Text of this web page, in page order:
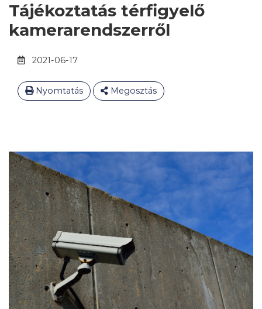
Tájékoztatás térfigyelő
kamerarendszerről
2021-06-17
Nyomtatás Megosztás